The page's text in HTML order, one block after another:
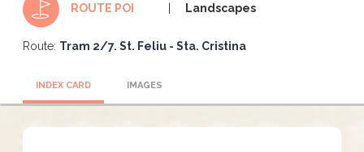
ROUTE POI Landscapes
Route: Tram 2/7. St. Feliu - Sta. Cristina
INDEX CARD IMAGES